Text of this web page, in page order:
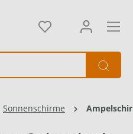
Sonnenschirme